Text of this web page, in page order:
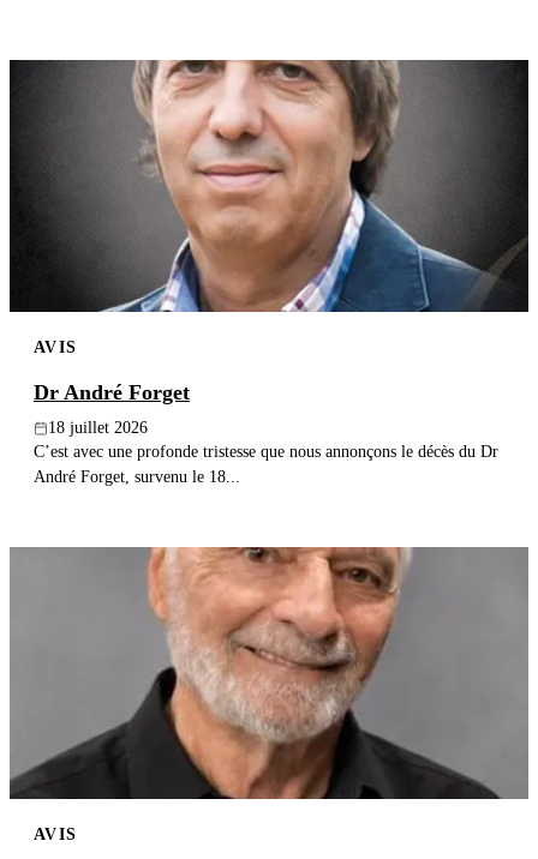
AVIS
Dr André Forget
18 juillet 2026
C’est avec une profonde tristesse que nous annonçons le décès du Dr
André Forget, survenu le 18...
AVIS